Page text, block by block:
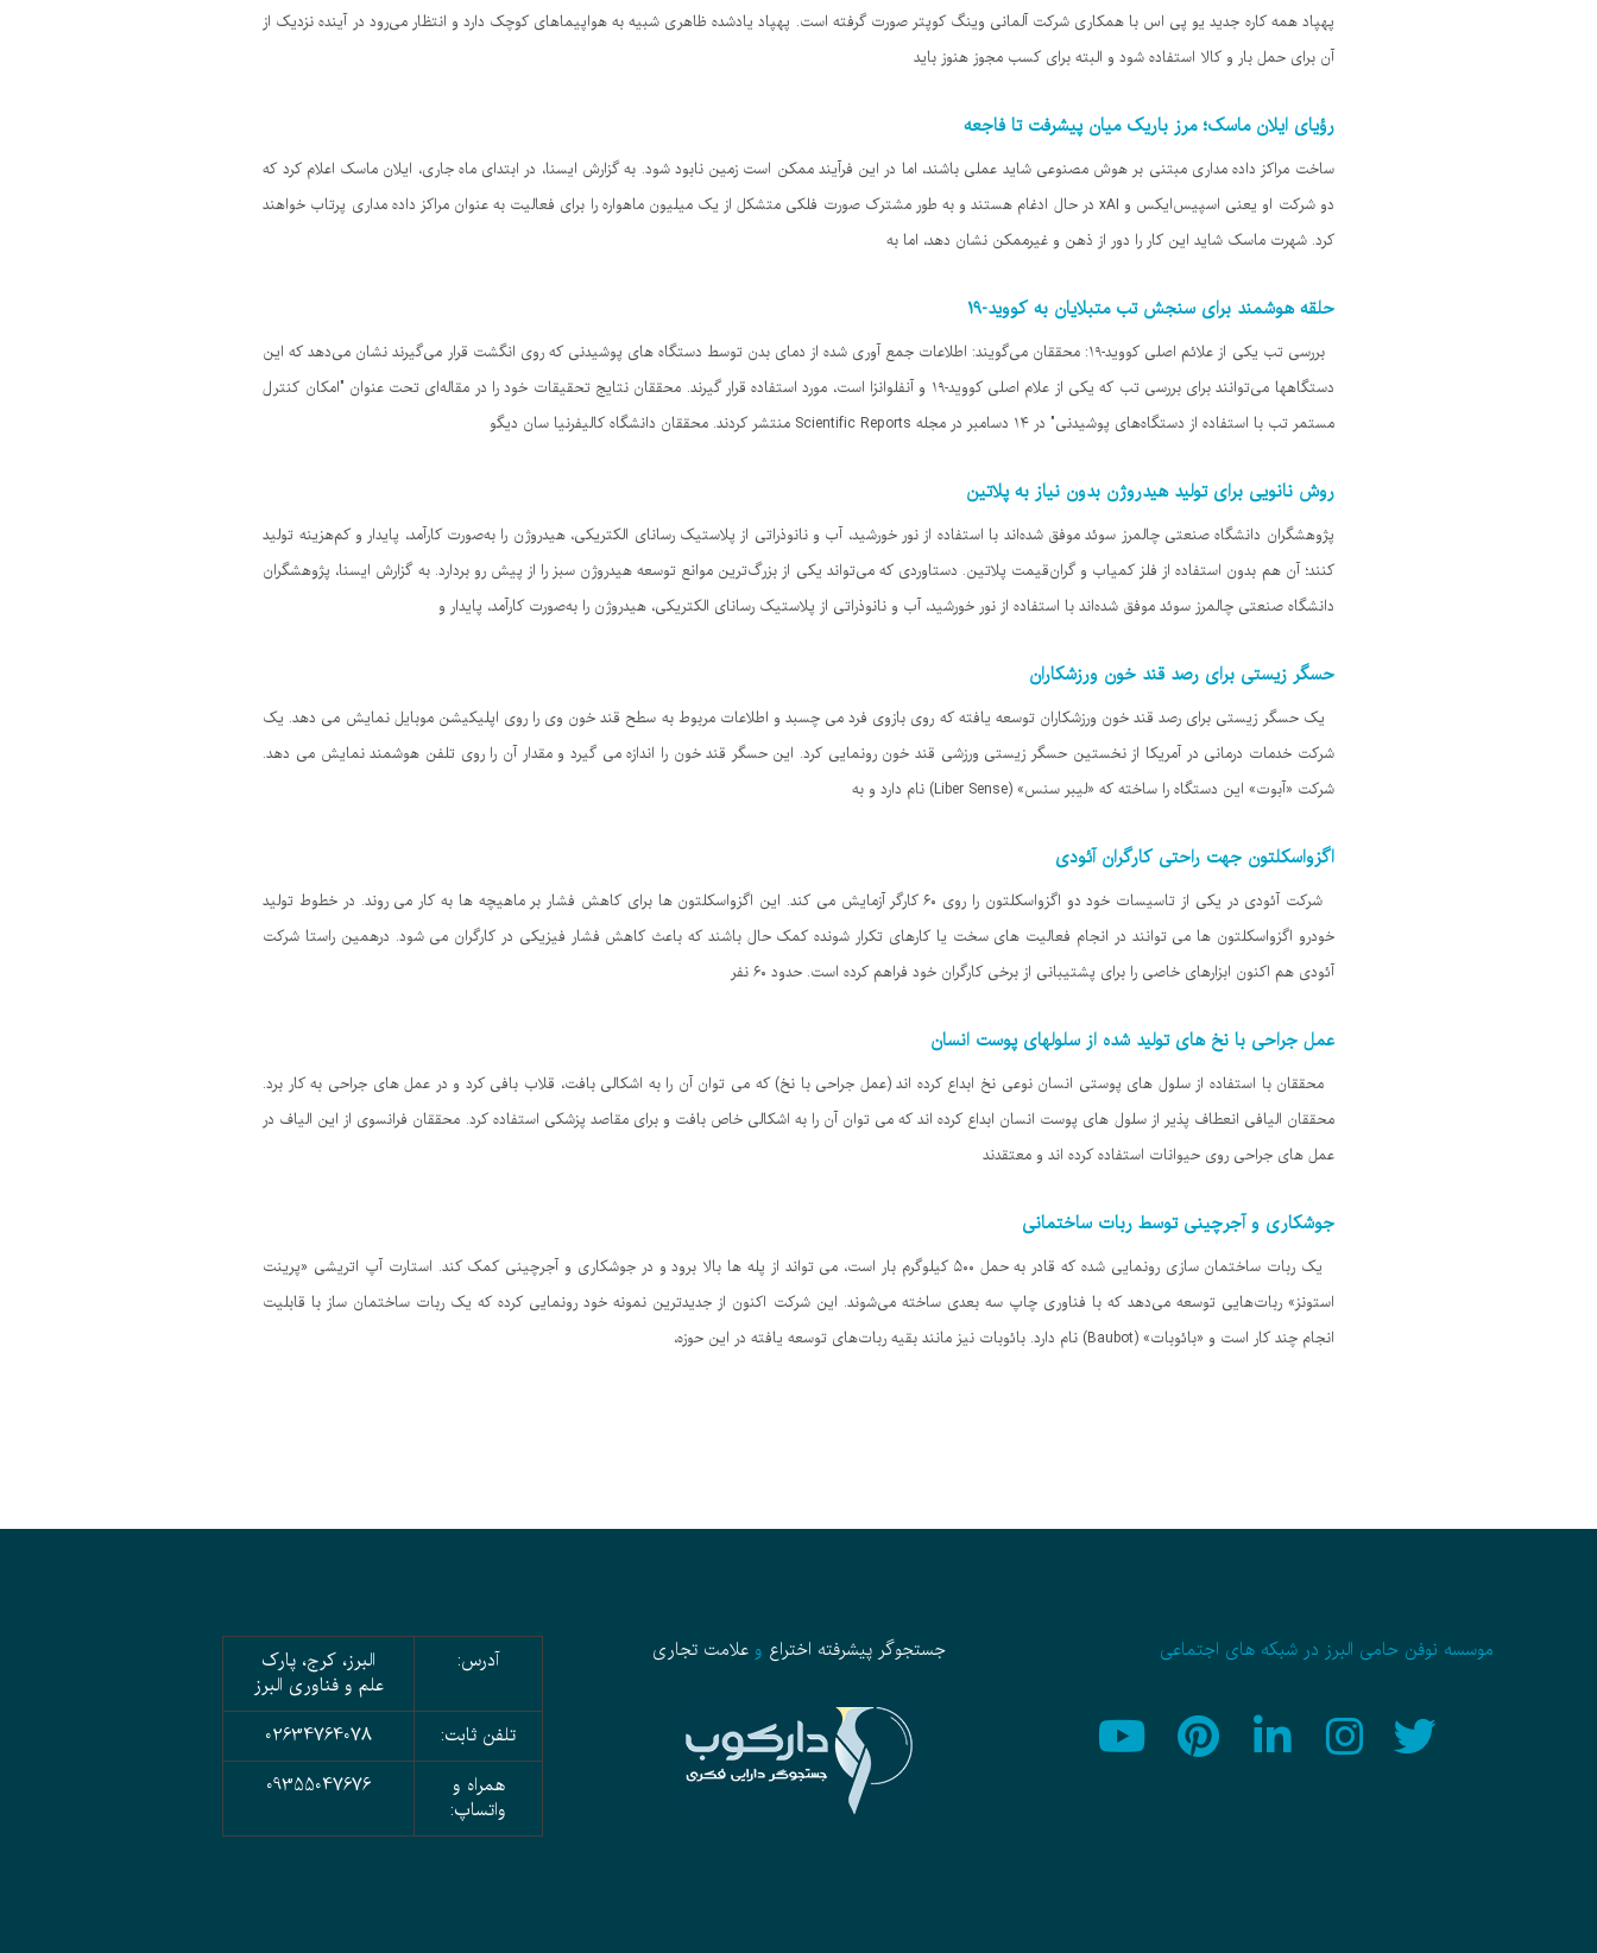
پهپاد همه کاره جدید یو پی اس با همکاری شرکت آلمانی وینگ کوپتر صورت گرفته است. پهپاد یادشده ظاهری شبیه به هواپیماهای کوچک دارد و انتظار می‌رود در آینده نزدیک از
آن برای حمل بار و کالا استفاده شود و البته برای کسب مجوز هنوز باید
رؤیای ایلان ماسک؛ مرز باریک میان پیشرفت تا فاجعه
ساخت مراکز داده مداری مبتنی بر هوش مصنوعی شاید عملی باشند، اما در این فرآیند ممکن است زمین نابود شود. به گزارش ایسنا، در ابتدای ماه جاری، ایلان ماسک اعلام کرد که
دو شرکت او یعنی اسپیس‌ایکس و xAI در حال ادغام هستند و به ‌طور مشترک صورت ‌فلکی‌ متشکل از یک میلیون ماهواره را برای فعالیت به‌ عنوان مراکز داده مداری پرتاب خواهند
کرد. شهرت ماسک شاید این کار را دور از ذهن و غیرممکن نشان دهد، اما به
حلقه هوشمند برای سنجش تب متبلایان به کووید-۱۹
بررسی تب یکی از علائم اصلی کووید-۱۹: محققان می‌گویند: اطلاعات جمع آوری شده از دمای بدن توسط دستگاه های پوشیدنی که روی انگشت قرار می‌گیرند نشان می‌دهد که این
دستگاهها می‌توانند برای بررسی تب که یکی از علام اصلی کووید-۱۹ و آنفلوانزا است، مورد استفاده قرار گیرند. محققان نتایج تحقیقات خود را در مقاله‌ای تحت عنوان "امکان کنترل
مستمر تب با استفاده از دستگاه‌های پوشیدنی" در ۱۴ دسامبر در مجله Scientific Reports منتشر کردند. محققان دانشگاه کالیفرنیا سان دیگو
روش نانویی برای تولید هیدروژن بدون نیاز به پلاتین
پژوهشگران دانشگاه صنعتی چالمرز سوئد موفق شده‌اند با استفاده از نور خورشید، آب و نانوذراتی از پلاستیک رسانای الکتریکی، هیدروژن را به‌صورت کارآمد، پایدار و کم‌هزینه تولید
کنند؛ آن هم بدون استفاده از فلز کمیاب و گران‌قیمت پلاتین. دستاوردی که می‌تواند یکی از بزرگ‌ترین موانع توسعه هیدروژن سبز را از پیش رو بردارد. به گزارش ایسنا، پژوهشگران
دانشگاه صنعتی چالمرز سوئد موفق شده‌اند با استفاده از نور خورشید، آب و نانوذراتی از پلاستیک رسانای الکتریکی، هیدروژن را به‌صورت کارآمد، پایدار و
حسگر زیستی برای رصد قند خون ورزشکاران
یک حسگر زیستی برای رصد قند خون ورزشکاران توسعه یافته که روی بازوی فرد می چسبد و اطلاعات مربوط به سطح قند خون وی را روی اپلیکیشن موبایل نمایش می دهد. یک
شرکت خدمات درمانی در آمریکا از نخستین حسگر زیستی ورزشی قند خون رونمایی کرد. این حسگر قند خون را اندازه می گیرد و مقدار آن را روی تلفن هوشمند نمایش می دهد.
شرکت «آبوت» این دستگاه را ساخته که «لیبر سنس» (Liber Sense) نام دارد و به
اگزواسکلتون جهت راحتی کارگران آئودی
شرکت آئودی در یکی از تاسیسات خود دو اگزواسکلتون را روی ۶۰ کارگر آزمایش می کند. این اگزواسکلتون ها برای کاهش فشار بر ماهیچه ها به کار می روند. در خطوط تولید
خودرو اگزواسکلتون ها می توانند در انجام فعالیت های سخت یا کارهای تکرار شونده کمک حال باشند که باعث کاهش فشار فیزیکی در کارگران می شود. درهمین راستا شرکت
آئودی هم اکنون ابزارهای خاصی را برای پشتیبانی از برخی کارگران خود فراهم کرده است. حدود ۶۰ نفر
عمل جراحی با نخ های تولید شده از سلولهای پوست انسان
محققان با استفاده از سلول های پوستی انسان نوعی نخ ابداع کرده اند (عمل جراحی با نخ) که می توان آن را به اشکالی بافت، قلاب بافی کرد و در عمل های جراحی به کار برد.
محققان الیافی انعطاف پذیر از سلول های پوست انسان ابداع کرده اند که می توان آن را به اشکالی خاص بافت و برای مقاصد پزشکی استفاده کرد. محققان فرانسوی از این الیاف در
عمل های جراحی روی حیوانات استفاده کرده اند و معتقدند
جوشکاری و آجرچینی توسط ربات ساختمانی
یک ربات ساختمان سازی رونمایی شده که قادر به حمل ۵۰۰ کیلوگرم بار است، می تواند از پله ها بالا برود و در جوشکاری و آجرچینی کمک کند. استارت آپ اتریشی «پرینت
استونز» ربات‌هایی توسعه می‌دهد که با فناوری چاپ سه بعدی ساخته می‌شوند. این شرکت اکنون از جدیدترین نمونه خود رونمایی کرده که یک ربات ساختمان ساز با قابلیت
انجام چند کار است و «بائوبات» (Baubot) نام دارد. بائوبات نیز مانند بقیه ربات‌های توسعه یافته در این حوزه،
موسسه نوفن حامی البرز در شبکه های اجتماعی جستجوگر پیشرفته اختراع وعلامت تجاری آدرس:
البرز، کرج، پارک
علم و فناوری البرز
تلفن ثابت:
02634764078
همراه و
واتساپ:
09355047676